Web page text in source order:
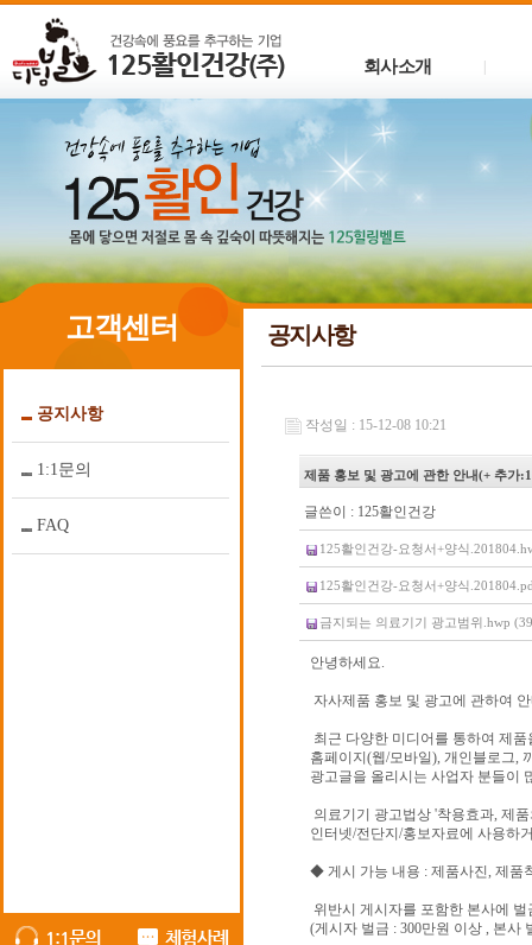
회사소개
고객센터
공지사항
1:1문의
FAQ
공지사항
작성일 : 15-12-08 10:21
제품 홍보 및 광고에 관한 안내(+ 추가
글쓴이 : 125활인건강
125활인건강-요청서+양식
125활인건강-요청서+양식
금지되는 의료기기 광고범위.hwp
안녕하세요.
자사제품 홍보 및 광고에 관하여
최근 다양한 미디어를 통하여 제품
홈페이지(웹/모바일), 개인블로그,
광고글을 올리시는 사업자 분들이
의료기기 광고법상 '착용효과, 제
인터넷/전단지/홍보자료에 사용하
◆ 게시 가능 내용 : 제품사진, 제품
위반시 게시자를 포함한 본사에
(게시자 벌금 : 300만원 이상 , 본사